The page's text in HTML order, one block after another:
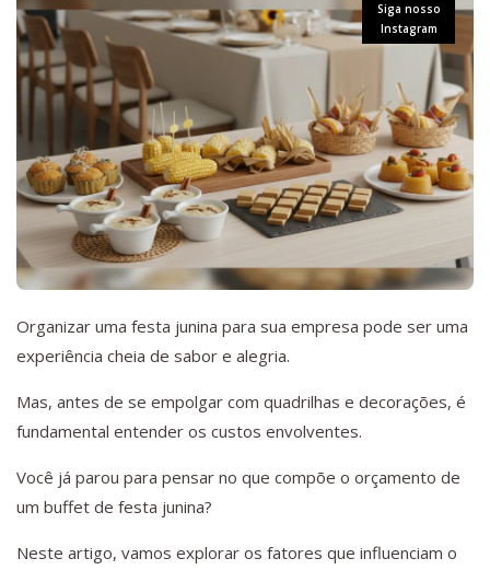
Siga nosso
Instagram
Organizar uma festa junina para sua empresa pode ser uma
experiência cheia de sabor e alegria.
Mas, antes de se empolgar com quadrilhas e decorações, é
fundamental entender os custos envolventes.
Você já parou para pensar no que compõe o orçamento de
um buffet de festa junina?
Neste artigo, vamos explorar os fatores que influenciam o